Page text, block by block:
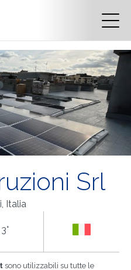
Srl
Italia
3°
sono utilizzabili su tutte le